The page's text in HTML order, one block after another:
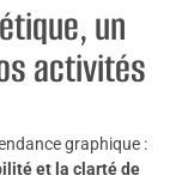
un
activités
graphique :
et la clarté de